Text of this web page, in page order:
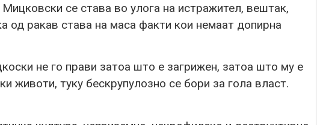
се става во улога на истражител, вештак,
од ракав става на маса факти кои немаат допирна
не го прави затоа што е загрижен, затоа што му е
животи, туку бескрупулозно се бори за гола власт.